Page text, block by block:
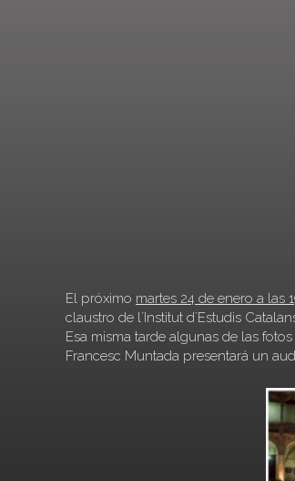
El próximo martes 24 de enero a las
claustro de l´Institut d´Estudis
Esa misma tarde algunas de las
Francesc Muntada presentará un